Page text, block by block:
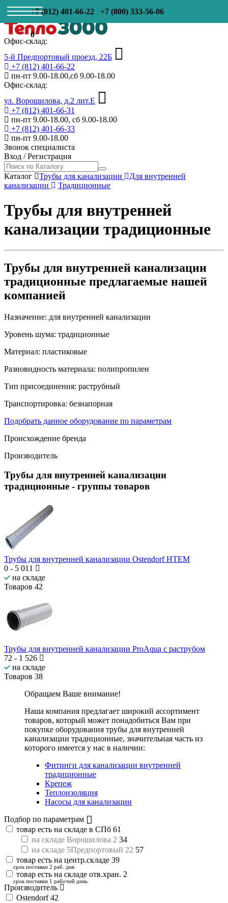
+7 (812) 401-66-22 +7 (800) 333-56-06
0
Офис-склад:
5-й Предпортовый проезд, 22Б
+7 (812) 401-66-22
пн-пт 9.00-18.00,сб 9.00-18.00
Офис-склад:
ул. Ворошилова, д.2 лит.Е
+7 (812) 401-66-31
пн-пт 9.00-18.00, сб 9.00-18.00
+7 (812) 401-66-33
пн-пт 9.00-18.00
Звонок специалиста
Вход /Регистрация
Каталог Трубы для канализации
Для внутренней
канализации
Традиционные
Трубы для внутренней
канализации традиционные
Трубы для внутренней канализации
традиционные предлагаемые нашей
компанией
Назначение: для внутренней канализации
Уровень шума: традиционные
Материал: пластиковые
Разновидность материала: полипропилен
Тип присоединения: раструбный
Транспортировка: безнапорная
Подобрать данное оборудование по параметрам
Происхождение бренда
Производитель
Трубы для внутренней канализации
традиционные - группы товаров
Трубы для внутренней канализации Ostendorf HTEM
0 - 5 011
на складе
Товаров 42
Трубы для внутренней канализации ProAqua с раструбом
72 - 1 526
на складе
Товаров 38
Обращаем Ваше внимание!
Наша компания предлагает широкий ассортимент
товаров, который может понадобиться Вам при
покупке оборудования трубы для внутренней
канализации традиционные, значительная часть из
которого имеется у нас в наличии:
Фитинги для канализации внутренней
традиционные
Крепеж
Теплоизоляция
Насосы для канализации
Подбор по параметрам
товар есть на складе в СПб 61
на складе Ворошилова 2 34
на складе 5Предпортовый 22 57
товар есть на центр.складе 39
срок поставки 2 раб. дня
товар есть на складе отв.хран. 2
срок поставки 1 рабочий день
Производитель
Ostendorf42